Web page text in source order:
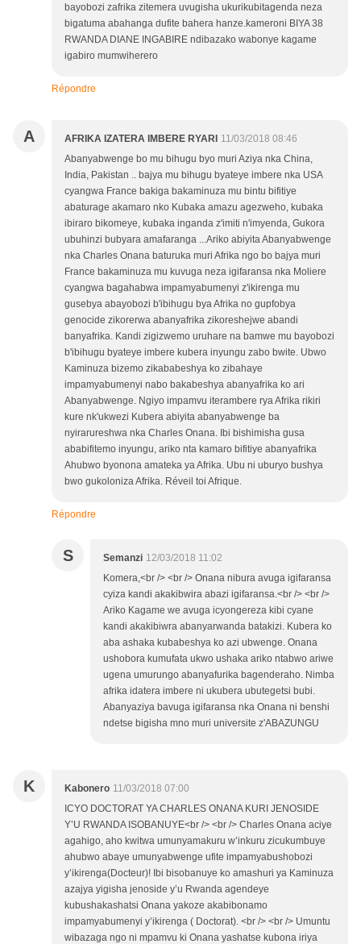
bayobozi zafrika zitemera uvugisha ukurikubitagenda neza
bigatuma abahanga dufite bahera hanze.kameroni BIYA 38
RWANDA DIANE INGABIRE ndibazako wabonye kagame
igabiro mumwiherero
Répondre
A AFRIKA IZATERA IMBERE RYARI 11/03/2018 08:46
Abanyabwenge bo mu bihugu byo muri Aziya nka China,
India, Pakistan .. bajya mu bihugu byateye imbere nka USA
cyangwa France bakiga bakaminuza mu bintu bifitiye
abaturage akamaro nko Kubaka amazu agezweho, kubaka
ibiraro bikomeye, kubaka inganda z'imiti n'imyenda, Gukora
ubuhinzi bubyara amafaranga ...Ariko abiyita Abanyabwenge
nka Charles Onana baturuka muri Afrika ngo bo bajya muri
France bakaminuza mu kuvuga neza igifaransa nka Moliere
cyangwa bagahabwa impamyabumenyi z'ikirenga mu
gusebya abayobozi b'ibihugu bya Afrika no gupfobya
genocide zikorerwa abanyafrika zikoreshejwe abandi
banyafrika. Kandi zigizwemo uruhare na bamwe mu bayobozi
b'ibihugu byateye imbere kubera inyungu zabo bwite. Ubwo
Kaminuza bizemo zikababeshya ko zibahaye
impamyabumenyi nabo bakabeshya abanyafrika ko ari
Abanyabwenge. Ngiyo impamvu iterambere rya Afrika rikiri
kure nk'ukwezi Kubera abiyita abanyabwenge ba
nyirarureshwa nka Charles Onana. Ibi bishimisha gusa
ababifitemo inyungu, ariko nta kamaro bifitiye abanyafrika
Ahubwo byonona amateka ya Afrika. Ubu ni uburyo bushya
bwo gukoloniza Afrika. Réveil toi Afrique.
Répondre
S Semanzi 12/03/2018 11:02
Komera,<br /> <br /> Onana nibura avuga igifaransa
cyiza kandi akakibwira abazi igifaransa.<br /> <br />
Ariko Kagame we avuga icyongereza kibi cyane
kandi akakibiwra abanyarwanda batakizi. Kubera ko
aba ashaka kubabeshya ko azi ubwenge. Onana
ushobora kumufata ukwo ushaka ariko ntabwo ariwe
ugena umurungo abanyafurika bagenderaho. Nimba
afrika idatera imbere ni ukubera ubutegetsi bubi.
Abanyaziya bavuga igifaransa nka Onana ni benshi
ndetse bigisha mno muri universite z'ABAZUNGU
K Kabonero 11/03/2018 07:00
ICYO DOCTORAT YA CHARLES ONANA KURI JENOSIDE
Y’U RWANDA ISOBANUYE<br /> <br /> Charles Onana aciye
agahigo, aho kwitwa umunyamakuru w’inkuru zicukumbuye
ahubwo abaye umunyabwenge ufite impamyabushobozi
y’ikirenga(Docteur)! Ibi bisobanuye ko amashuri ya Kaminuza
azajya yigisha jenoside y’u Rwanda agendeye
kubushakashatsi Onana yakoze akabibonamo
impamyabumenyi y’ikirenga ( Doctorat). <br /> <br /> Umuntu
wibazaga ngo ni mpamvu ki Onana yashatse kubona iriya